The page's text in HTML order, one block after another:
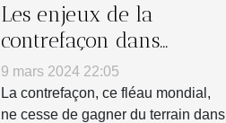
Les enjeux de la
contrefaçon dans
l'industrie de la
bijouterie
9 mars 2024 22:05
La contrefaçon, ce fléau mondial,
ne cesse de gagner du terrain dans